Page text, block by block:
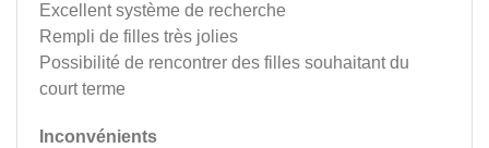
Excellent système de recherche
Rempli de filles très jolies
Possibilité de rencontrer des filles souhaitant du
court terme
Inconvénients